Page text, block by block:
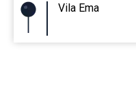
Vila Ema